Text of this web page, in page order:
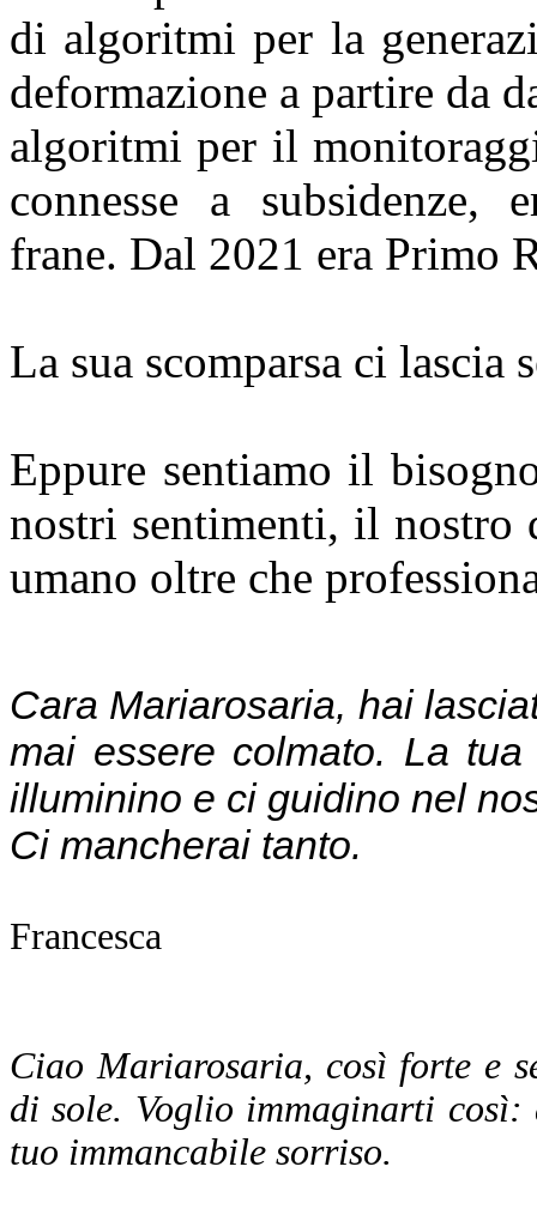
di algoritmi per la
deformazione a partire da
algoritmi per il
connesse a subsidenze,
frane. Dal 2021 era Primo
La sua scomparsa ci
Eppure sentiamo il
nostri sentimenti, il nostro
umano oltre che
Cara Mariarosaria, hai
mai essere colmato. La
illuminino e ci guidino nel
Ci mancherai tanto.
Francesca
Ciao Mariarosaria, così forte e
di sole. Voglio immaginarti
tuo immancabile sorriso.